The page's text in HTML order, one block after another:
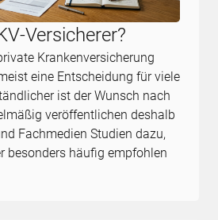
Versicherer?
Krankenversicherung
eine Entscheidung für viele
ist der Wunsch nach
veröffentlichen deshalb
Fachmedien Studien dazu,
besonders häufig empfohlen